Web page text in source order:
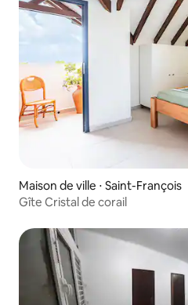
Maison de ville ⋅ Saint-François
Gîte Cristal de corail